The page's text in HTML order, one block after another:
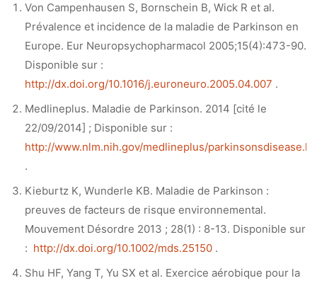
Von Campenhausen S, Bornschein B, Wick R et al.
Prévalence et incidence de la maladie de Parkinson en
Europe. Eur Neuropsychopharmacol 2005;15(4):473-90.
Disponible sur :
http://dx.doi.org/10.1016/j.euroneuro.2005.04.007 .
Medlineplus. Maladie de Parkinson. 2014 [cité le
22/09/2014] ; Disponible sur :
http://www.nlm.nih.gov/medlineplus/
.
Kieburtz K, Wunderle KB. Maladie de Parkinson :
preuves de facteurs de risque environnemental.
Mouvement Désordre 2013 ; 28(1) : 8-13. Disponible sur
: http://dx.doi.org/10.1002/mds.25150 .
Shu HF, Yang T, Yu SX et al. Exercice aérobique pour la